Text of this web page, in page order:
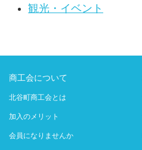
観光・イベント
商工会について
北谷町商工会とは
加入のメリット
会員になりませんか